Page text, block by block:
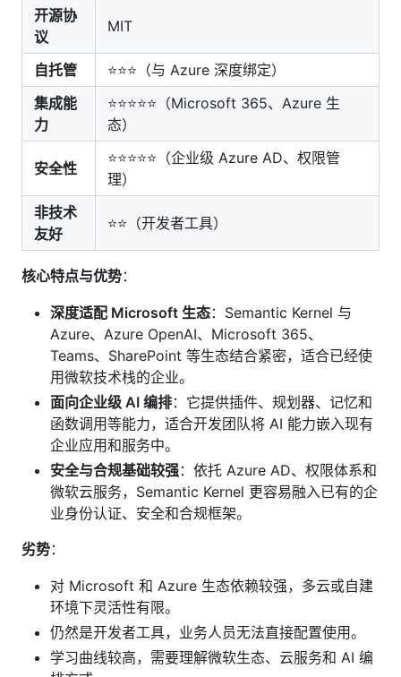
开源协
议
MIT
自托管
⭐⭐⭐（与 Azure 深度绑定）
集成能
力
⭐⭐⭐⭐⭐（Microsoft 365、Azure 生
态）
安全性
⭐⭐⭐⭐⭐（企业级 Azure AD、权限管
理）
非技术
友好
⭐⭐（开发者工具）
核心特点与优势：
深度适配 Microsoft 生态：Semantic Kernel 与
Azure、Azure OpenAI、Microsoft 365、
Teams、SharePoint 等生态结合紧密，适合已经使
用微软技术栈的企业。
面向企业级 AI 编排：它提供插件、规划器、记忆和
函数调用等能力，适合开发团队将 AI 能力嵌入现有
企业应用和服务中。
安全与合规基础较强：依托 Azure AD、权限体系和
微软云服务，Semantic Kernel 更容易融入已有的企
业身份认证、安全和合规框架。
劣势：
对 Microsoft 和 Azure 生态依赖较强，多云或自建
环境下灵活性有限。
仍然是开发者工具，业务人员无法直接配置使用。
学习曲线较高，需要理解微软生态、云服务和 AI 编